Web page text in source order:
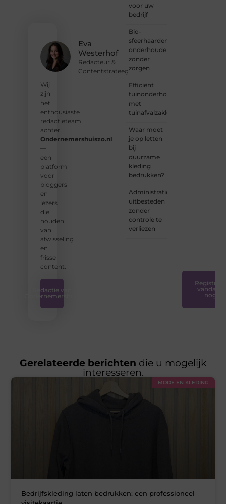
Eva
Westerhof
Redacteur &
Contentstrateeg
Wij
zijn
het
enthousiaste
redactieteam
achter
Ondernemershuiszo.nl
—
een
platform
voor
bloggers
en
lezers
die
houden
van
afwisseling
en
frisse
content.
Redactie van
Ondernemershuis
voor uw
bedrijf
Bio-
sfeerhaarden
onderhouden
zonder
zorgen
Efficiënt
tuinonderhoud
met
tuinafvalzakken
Waar moet
je op letten
bij
duurzame
kleding
bedrukken?
Administratie
uitbesteden
zonder
controle te
verliezen
Registreer
vandaag
nog
Gerelateerde berichten die u mogelijk
interesseren.
MODE EN KLEDING
Bedrijfskleding laten bedrukken: een professioneel